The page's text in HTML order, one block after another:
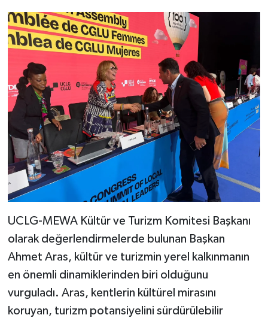
UCLG-MEWA Kültür ve Turizm Komitesi Başkanı
olarak değerlendirmelerde bulunan Başkan
Ahmet Aras, kültür ve turizmin yerel kalkınmanın
en önemli dinamiklerinden biri olduğunu
vurguladı. Aras, kentlerin kültürel mirasını
koruyan, turizm potansiyelini sürdürülebilir